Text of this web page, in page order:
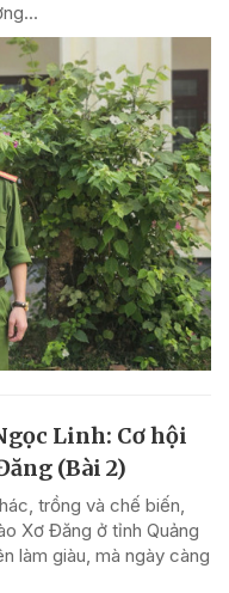
Linh: Cơ hội
(Bài 2)
trồng và chế biến,
Xơ Đăng ở tỉnh Quảng
làm giàu, mà ngày càng